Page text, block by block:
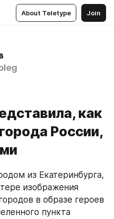
About Teletype Join
как
России,
из Екатеринбурга,
изображения
в образе героев
пункта